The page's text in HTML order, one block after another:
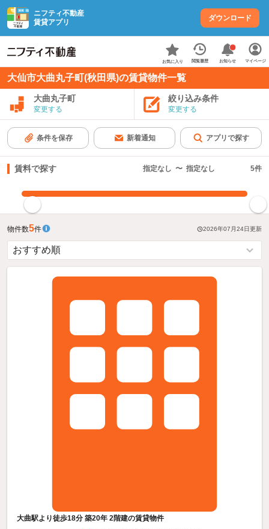
ニフティ不動産
賃貸アプリ
ダウンロード
お気に入り 閲覧履歴 お知らせ マイページ
大仙市大曲丸子町(秋田県)の賃貸物件一覧
大曲丸子町
変更する
絞り込み条件
変更する
条件を保存 新着通知 アプリで探す
賃料で探す 指定なし 〜 指定なし 5件
物件数5件 2026年07月24日更新
大曲駅より徒歩18分 築20年 2階建の賃貸物件